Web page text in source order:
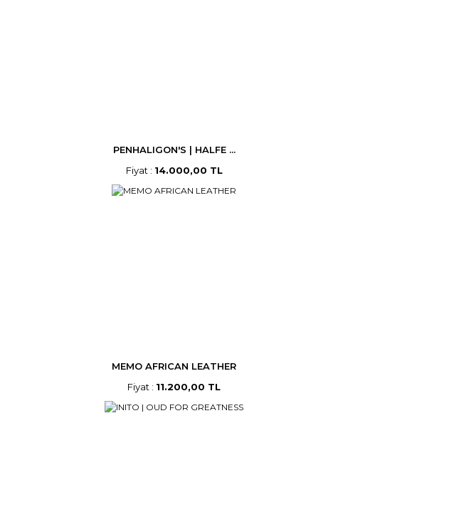
PENHALIGON'S | HALFE ...
Fiyat : 14.000,00 TL
MEMO AFRICAN LEATHER
Fiyat : 11.200,00 TL